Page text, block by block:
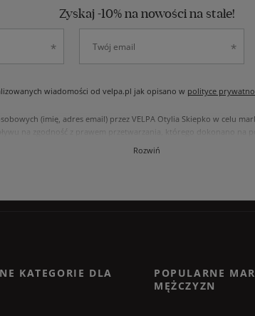
Zyskaj -10% na nowości na stałe!
wiadomości od velpa.pl jak opisano w polityce
(imię, adres email) przez VELPA Otylia Skiepko w celu
na zgodność z prawem przetwarzania, którego dokonano na
ograniczenia przetwarzania, oraz prawo do przenoszenia
Rozwiń
KATEGORIE DLA
POPULARNE
MĘŻCZYZN